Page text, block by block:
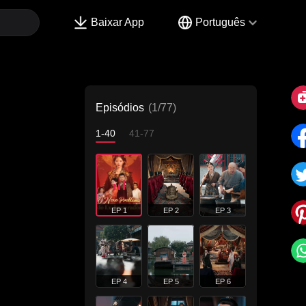
Baixar App Português
Episódios (1/77)
1-40 41-77
EP 1 EP 2 EP 3
EP 4 EP 5 EP 6